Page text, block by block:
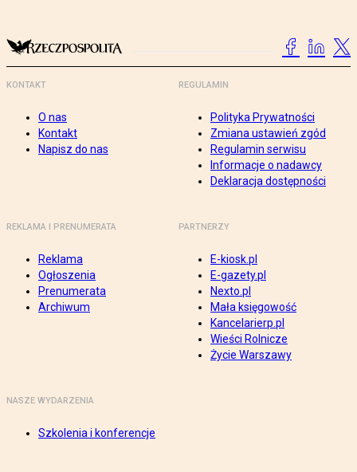
KONTAKT
O nas
Kontakt
Napisz do nas
REGULAMIN
Polityka Prywatności
Zmiana ustawień zgód
Regulamin serwisu
Informacje o nadawcy
Deklaracja dostępności
REKLAMA I PRENUMERATA
Reklama
Ogłoszenia
Prenumerata
Archiwum
PARTNERZY
E-kiosk.pl
E-gazety.pl
Nexto.pl
Mała księgowość
Kancelarierp.pl
Wieści Rolnicze
Życie Warszawy
NASZE WYDARZENIA
Szkolenia i konferencje